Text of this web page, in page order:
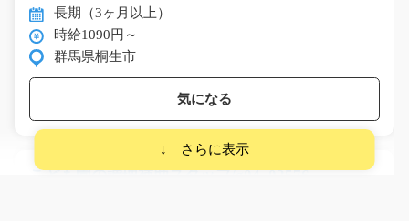
長期（3ヶ月以上）
時給1090円～
群馬県桐生市
気になる
こども園の調理補助スタッフ/g04_02576